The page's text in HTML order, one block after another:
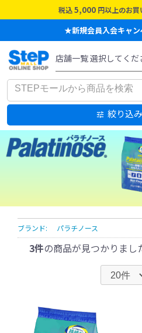
税込 5,000 円以上のお買
★新規会員入会キャ
絞り込
ブランド: パラチノース
3件の商品が見つかりまし